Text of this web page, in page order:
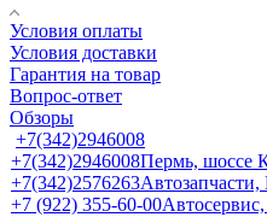
Условия оплаты
Условия доставки
Гарантия на товар
Вопрос-ответ
Обзоры
+7(342)2946008
+7(342)2946008Пермь, шоссе
+7(342)2576263
+7 (922) 355-60-00